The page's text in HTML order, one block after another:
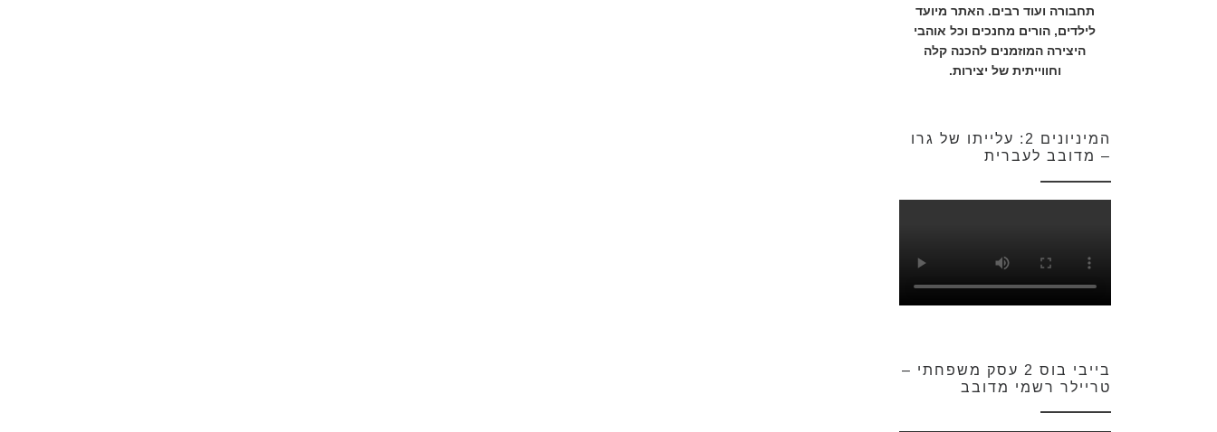
תחבורה ועוד רבים. האתר מיועד
לילדים, הורים מחנכים וכל אוהבי
היצירה המוזמנים להכנה קלה
וחווייתית של יצירות.
המיניונים 2: עלייתו של גרו
– מדובב לעברית
בייבי בוס 2 עסק משפחתי –
טריילר רשמי מדובב